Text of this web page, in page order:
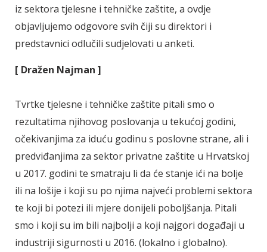
iz sektora tjelesne i tehničke zaštite, a ovdje
objavljujemo odgovore svih čiji su direktori i
predstavnici odlučili sudjelovati u anketi.
[ Dražen Najman ]
Tvrtke tjelesne i tehničke zaštite pitali smo o
rezultatima njihovog poslovanja u tekućoj godini,
očekivanjima za iduću godinu s poslovne strane, ali i
predviđanjima za sektor privatne zaštite u Hrvatskoj
u 2017. godini te smatraju li da će stanje ići na bolje
ili na lošije i koji su po njima najveći problemi sektora
te koji bi potezi ili mjere donijeli poboljšanja. Pitali
smo i koji su im bili najbolji a koji najgori događaji u
industriji sigurnosti u 2016. (lokalno i globalno).